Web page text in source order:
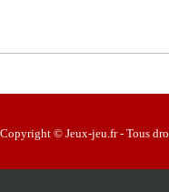
Copyright © Jeux-jeu.fr - Tous